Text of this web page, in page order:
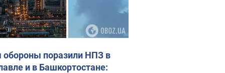
поразили НПЗ в
и в Башкортостане: